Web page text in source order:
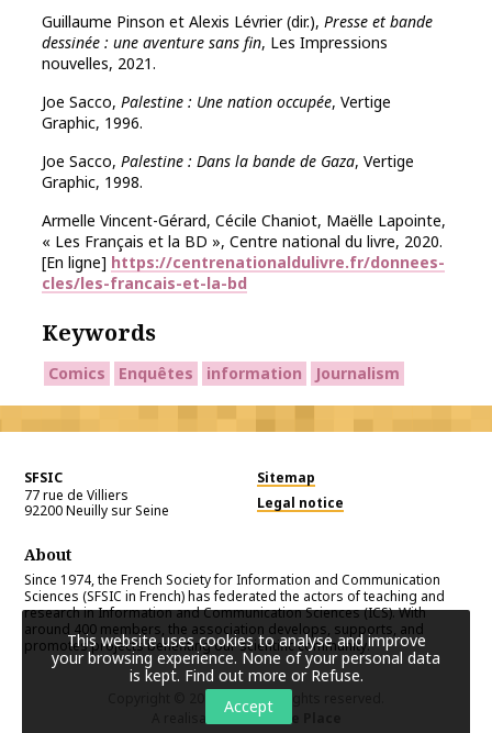
Guillaume Pinson et Alexis Lévrier (dir.), Presse et bande
dessinée : une aventure sans fin, Les Impressions
nouvelles, 2021.
Joe Sacco, Palestine : Une nation occupée, Vertige
Graphic, 1996.
Joe Sacco, Palestine : Dans la bande de Gaza, Vertige
Graphic, 1998.
Armelle Vincent-Gérard, Cécile Chaniot, Maëlle Lapointe,
« Les Français et la BD », Centre national du livre, 2020.
[En ligne] https://centrenationaldulivre.fr/donnees-
cles/les-francais-et-la-bd
Keywords
Comics Enquêtes information Journalism
SFSIC
77 rue de Villiers
92200Neuilly sur Seine
Sitemap
Legal notice
About
Since 1974, the French Society for Information and Communication
Sciences (SFSIC in French) has federated the actors of teaching and
research in Information and Communication Sciences (ICS). With
around 400 members, the association develops, supports, and
promotes projects benefiting our scientific community.
SFSIC
. All rights reserved.
A realisation Première Place
This website uses cookies to analyse and improve
your browsing experience. None of your personal data
is kept. Find out more or Refuse.
Accept